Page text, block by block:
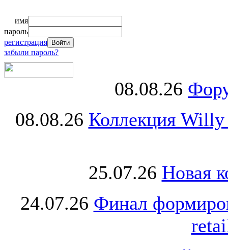
имя
пароль
регистрация
забыли пароль?
08.08.26
08.08.26 Коллекция Willy
25.07.26 Новая
24.07.26 Финал